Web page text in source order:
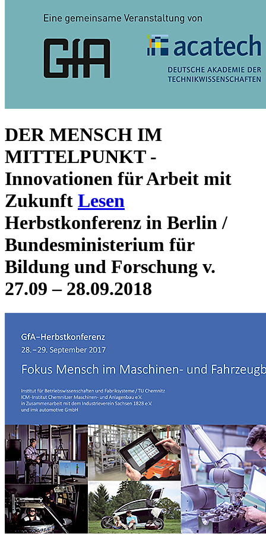
DER MENSCH IM
MITTELPUNKT -
Innovationen für Arbeit mit
Zukunft Lesen
Herbstkonferenz in Berlin /
Bundesministerium für
Bildung und Forschung v.
27.09 – 28.09.2018